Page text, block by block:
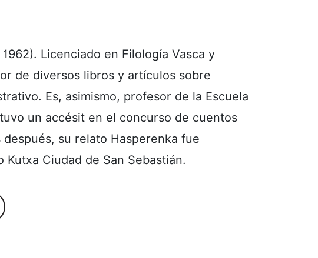
Licenciado en Filología Vasca y
de diversos libros y artículos sobre
Es, asimismo, profesor de la Escuela
un accésit en el concurso de cuentos
su relato Hasperenka fue
Ciudad de San Sebastián.